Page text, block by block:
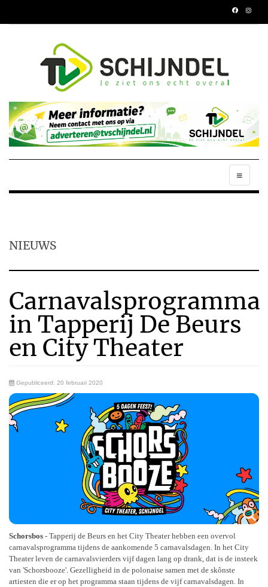
NIEUWS
Carnavalsprogramma
in Tapperij De Beurs
en City Theater
Gepubliceerd: 20 februari 2020
Schorsbos - Tapperij de Beurs en het City Theater hebben een overvol
carnavalsprogramma tijdens de aankomende 5 carnavalsdagen. In het City
Theater leven de carnavalsvierders vijf dagen lang op drank, dat is de insteek
van 'Schorsbooze'. Gezelligheid in de polonaise samen met de skônste
artiesten die er op het programma staan tijdens de vijf carnavalsdagen. In